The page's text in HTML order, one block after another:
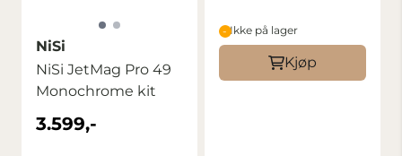
NiSi
NiSi JetMag Pro 49
Monochrome kit
3.599,-
Ikke på lager
Kjøp